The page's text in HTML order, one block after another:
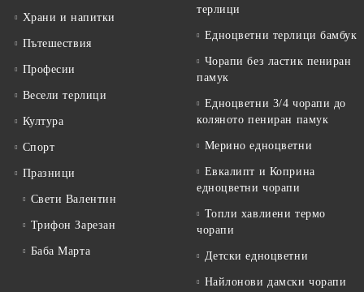
Храни и напитки
Пътешествия
Професии
Весели терлици
Култура
Спорт
Празници
Свети Валентин
Трифон Зарезан
Баба Марта
терлици
Едноцветни терлици бамбук
Чорапи без ластик пениран
памук
Едноцветни 3/4 чорапи до
коляното пениран памук
Мерино едноцветни
Евкалипт и Коприна
едноцветни чорапи
Топли хавлиени термо
чорапи
Детски едноцветни
Найлонови дамски чорапи